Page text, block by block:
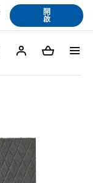
開
啟